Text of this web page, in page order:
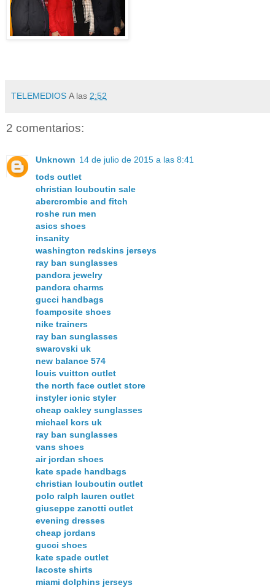
TELEMEDIOS A las 2:52
2 comentarios:
Unknown 14 de julio de 2015 a las 8:41
tods outlet
christian louboutin sale
abercrombie and fitch
roshe run men
asics shoes
insanity
washington redskins jerseys
ray ban sunglasses
pandora jewelry
pandora charms
gucci handbags
foamposite shoes
nike trainers
ray ban sunglasses
swarovski uk
new balance 574
louis vuitton outlet
the north face outlet store
instyler ionic styler
cheap oakley sunglasses
michael kors uk
ray ban sunglasses
vans shoes
air jordan shoes
kate spade handbags
christian louboutin outlet
polo ralph lauren outlet
giuseppe zanotti outlet
evening dresses
cheap jordans
gucci shoes
kate spade outlet
lacoste shirts
miami dolphins jerseys